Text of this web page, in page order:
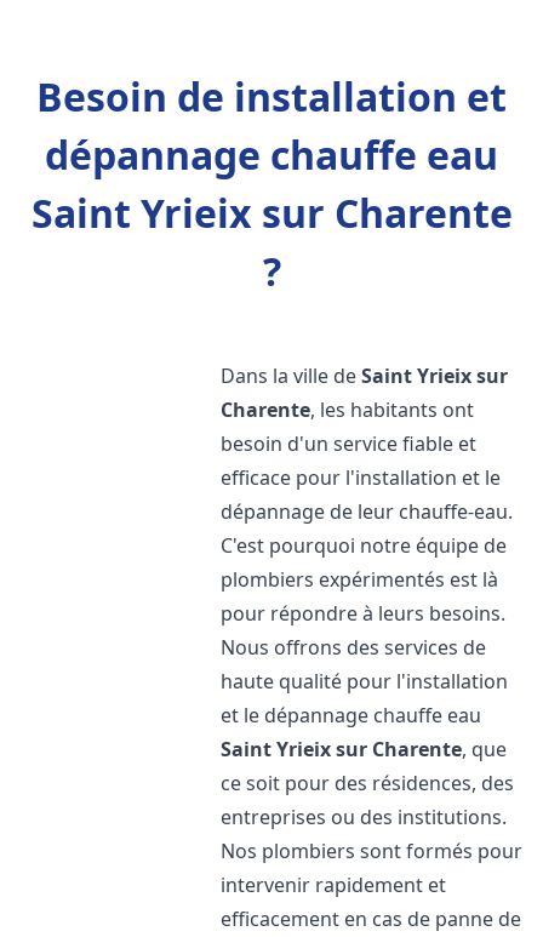
Besoin de installation et
dépannage chauffe eau
Saint Yrieix sur Charente
?
Dans la ville deSaint Yrieix sur
Charente, les habitants ont
besoin d'un service fiable et
efficace pour l'installation et le
dépannage de leur chauffe-eau.
C'est pourquoi notre équipe de
plombiers expérimentés est là
pour répondre à leurs besoins.
Nous offrons des services de
haute qualité pour l'installation
et le dépannage chauffe eau
Saint Yrieix sur Charente, que
ce soit pour des résidences, des
entreprises ou des institutions.
Nos plombiers sont formés pour
intervenir rapidement et
efficacement en cas de panne de